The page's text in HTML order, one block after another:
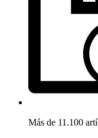
Más de 11.100